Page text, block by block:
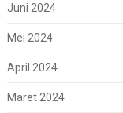
Juni 2024
Mei 2024
April 2024
Maret 2024